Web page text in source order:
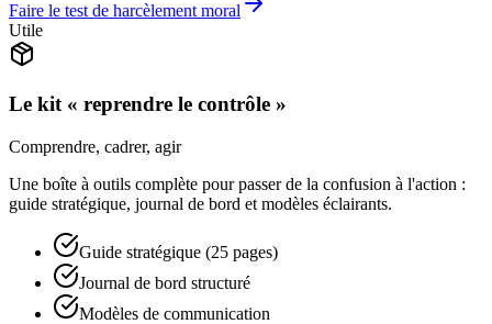
Faire le test de harcèlement moral
Utile
Le kit « reprendre le contrôle »
Comprendre, cadrer, agir
Une boîte à outils complète pour passer de la confusion à l'action :
guide stratégique, journal de bord et modèles éclairants.
Guide stratégique (25 pages)
Journal de bord structuré
Modèles de communication